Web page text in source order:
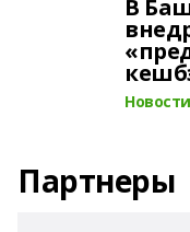
В
Новости
Партнеры